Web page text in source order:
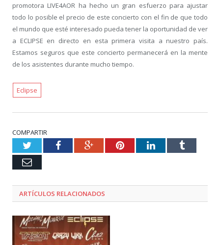
promotora LIVE4AOR ha hecho un gran esfuerzo para ajustar
todo lo posible el precio de este concierto con el fin de que todo
el mundo que esté interesado pueda tener la oportunidad de ver
a ECLIPSE en directo en esta primera visita a nuestro país.
Estamos seguros que este concierto permanecerá en la mente
de los asistentes durante mucho tiempo.
Eclipse
COMPARTIR
TwitterFacebookGoogle+PinterestLinkedInTumblr
Email
ARTÍCULOS RELACIONADOS